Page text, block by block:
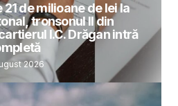
de milioane de lei la
tronsonul II din
I.C. Drăgan intră
2026